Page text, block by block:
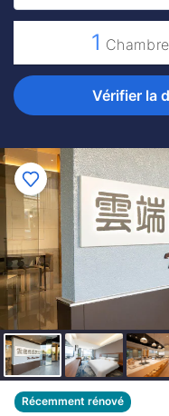
1 Chambre
Vérifier la
Récemment rénové
3 étoiles au